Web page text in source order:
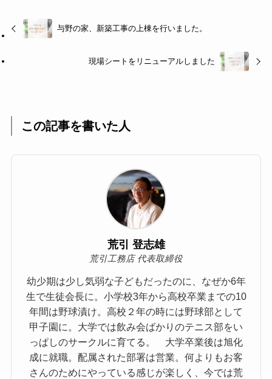
与野の家、新築工事の上棟を行いました。
現場シートをリニューアルしました
この記事を書いた人
荒引 登志雄
荒引工務店 代表取締役
幼少期は少し気弱な子どもだったのに、なぜか6年
生で生徒会長に。小学校3年から高校卒業までの10
年間は野球漬け。高校２年の時には野球部として
甲子園に。大学では飲み会ばかりのテニス部をい
っぱしのサークルに育てる。 大学卒業後は旭化
成に就職。配属された部署は営業。何よりもお客
さんのためにやっている感じが楽しく、今では荒